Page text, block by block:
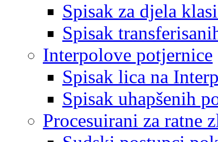
Spisak za djela
Spisak
Interpolove potjernice
Spisak lica na
Spisak uhapšenih
Procesuirani za ratne